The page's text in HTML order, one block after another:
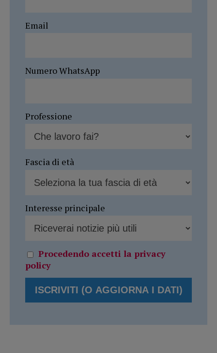
Email
Numero WhatsApp
Professione
Fascia di età
Interesse principale
Procedendo accetti la privacy
policy